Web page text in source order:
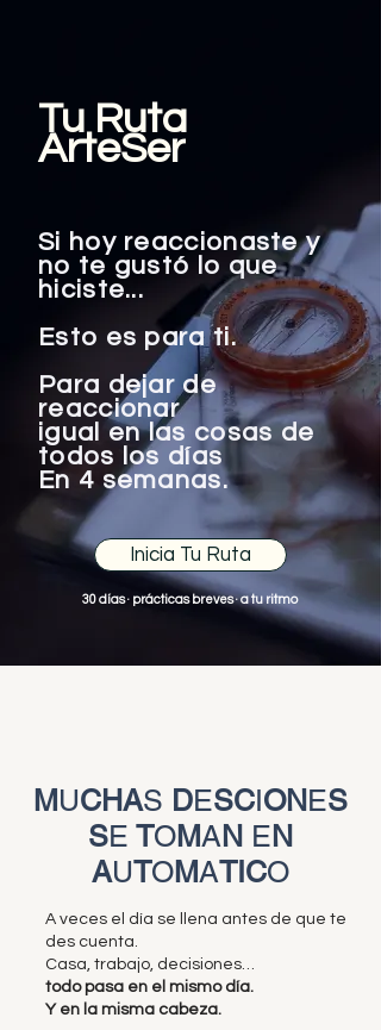
Tu Ruta
ArteSer
Si hoy reaccionaste y
no te gustó lo que
hiciste...
Esto es para ti.
Para dejar de
reaccionar
igual en las cosas de
todos los días
En 4 semanas.
Inicia Tu Ruta
30 días · prácticas breves · a tu ritmo
M UCHAS DESCIONES
SE TOMAN EN
AUTOMATICO
A veces el día se llena antes de que te
des cuenta.
Casa, trabajo, decisiones…
todo pasa en el mismo día.
Y en la misma cabeza.